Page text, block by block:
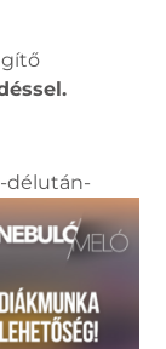
.
délután-